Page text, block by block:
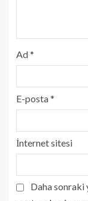
Ad*
E-posta*
İnternet sitesi
Daha sonraki